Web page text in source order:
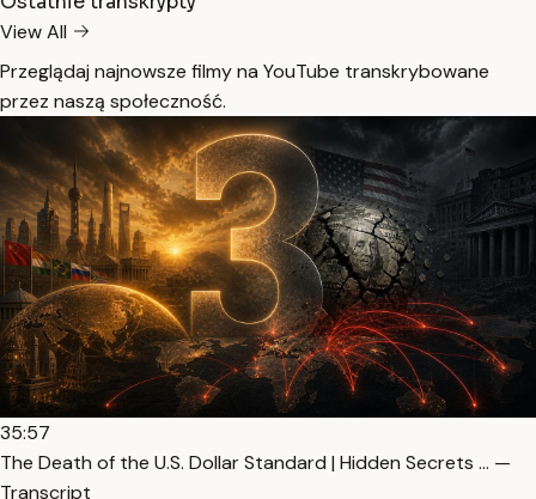
View All
Przeglądaj najnowsze filmy na YouTube transkrybowane
przez naszą społeczność.
35:57
The Death of the U.S. Dollar Standard | Hidden Secrets … —
Transcript